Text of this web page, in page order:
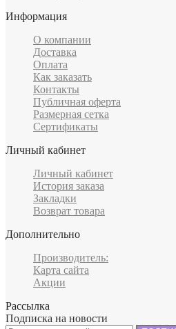
Информация
О компании
Доставка
Оплата
Как заказать
Контакты
Публичная оферта
Размерная сетка
Сертификаты
Личный кабинет
Личный кабинет
История заказа
Закладки
Возврат товара
Дополнительно
Производитель:
Карта сайта
Акции
Рассылка
Подписка на новости